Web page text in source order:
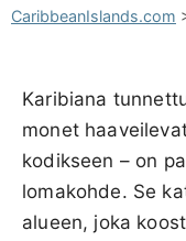
CaribbeanIslands.com
Karibiana
monet
kodikseen – on
lomakohde. Se
alueen, joka